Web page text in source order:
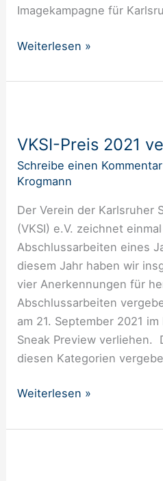
Imagekampagne für
Weiterlesen »
VKSI-Preis 2021
Schreibe einen Kommentar
Krogmann
Der Verein der Karlsruher
(VKSI) e.V. zeichnet
Abschlussarbeiten eines
diesem Jahr haben wir
vier Anerkennungen für
Abschlussarbeiten
am 21. September 2021 im
Sneak Preview verliehen.
diesen Kategorien
2021
verliehen
Weiterlesen »